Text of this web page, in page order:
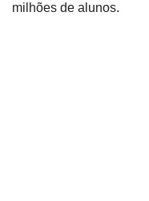
milhões de alunos.